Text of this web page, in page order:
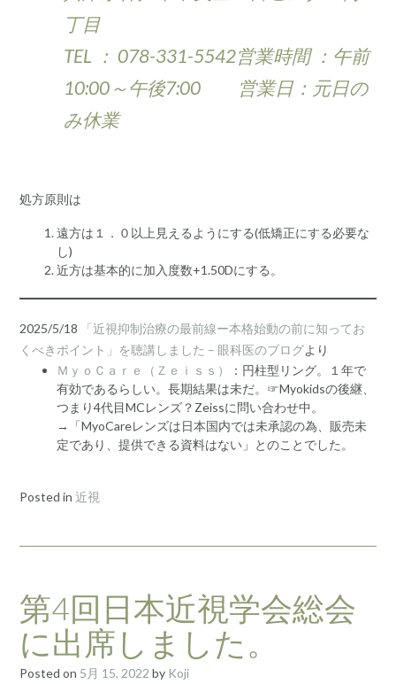
丁目
TEL ： 078-331-5542営業時間 ：午前
10:00～午後7:00 営業日：元日の
み休業
処方原則は
遠方は１．０以上見えるようにする(低矯正にする必要な
し)
近方は基本的に加入度数+1.50Dにする。
2025/5/18
「近視抑制治療の最前線ー本格始動の前に知ってお
くべきポイント」を聴講しました – 眼科医のブログより
ＭｙｏＣａｒｅ（Ｚｅｉｓｓ）
：円柱型リング。１年で
有効であるらしい。長期結果は未だ。☞Myokidsの後継、
つまり4代目MCレンズ？Zeissに問い合わせ中。
→「MyoCareレンズは日本国内では未承認の為、販売未
定であり、提供できる資料はない」とのことでした。
Posted in 近視
第4回日本近視学会総会
に出席しました。
Posted on 5月 15, 2022 by Koji